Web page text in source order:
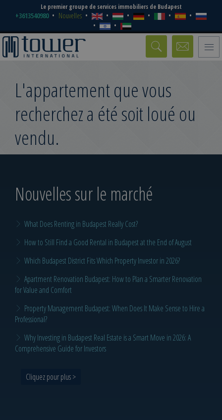
Le premier groupe de services immobiliers de Budapest
+3613540980 Nouvelles
Toggle
L'appartement que vous
recherchez a été soit loué ou
vendu.
Nouvelles sur le marché
What Does Renting in Budapest Really Cost?
How to Still Find a Good Rental in Budapest at the End of August
Which Budapest District Fits Which Property Investor in 2026?
Apartment Renovation Budapest: How to Plan a Smarter Renovation
for Value and Comfort
Property Management Budapest: When Does It Make Sense to Hire a
Professional?
Why Investing in Budapest Real Estate is a Smart Move in 2026: A
Comprehensive Guide for Investors
Cliquez pour plus >